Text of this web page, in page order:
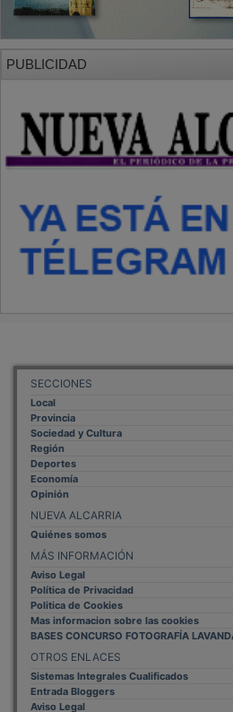
SECCIONES
Local
Provincia
Sociedad y Cultura
Región
Deportes
Economía
Opinión
NUEVA ALCARRIA
Quiénes somos
MÁS INFORMACIÓN
Aviso Legal
Política de Privacidad
Politica de Cookies
Mas informacion sobre las cookies
BASES CONCURSO FOTOGRAFÍA LAVANDA
Sistemas Integrales Cualificados
Entrada Bloggers
Aviso Legal
Configuración de Cookies